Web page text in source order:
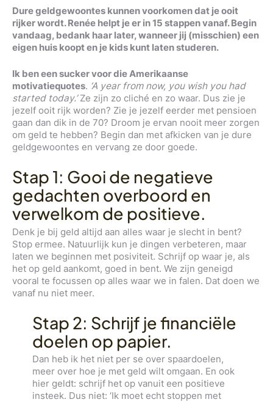
Dure geldgewoontes kunnen voorkomen dat je ooit
rijker wordt. Renée helpt je er in 15 stappen vanaf. Begin
vandaag, bedank haar later, wanneer jij (misschien) een
eigen huis koopt en je kids kunt laten studeren.
Ik ben een sucker voor die Amerikaanse
motivatiequotes. ‘A year from now, you wish you had
started today.’Ze zijn zo cliché en zo waar. Dus zie je
jezelf ooit rijk worden? Zie je jezelf eerder met pensioen
gaan dan dik in de 70? Droom je ervan nooit meer zorgen
om geld te hebben? Begin dan met afkicken van je dure
geldgewoontes en vervang ze door goede.
Stap 1: Gooi de negatieve
gedachten overboord en
verwelkom de positieve.
Denk je bij geld altijd aan alles waar je slecht in bent?
Stop ermee. Natuurlijk kun je dingen verbeteren, maar
laten we beginnen met posiviteit. Schrijf op waar je, als
het op geld aankomt, goed in bent. We zijn geneigd
vooral te focussen op alles waar we in falen. Dat doen we
vanaf nu niet meer.
Stap 2: Schrijf je financiële
doelen op papier.
Dan heb ik het niet per se over spaardoelen,
meer over hoe je met geld wilt omgaan. En ook
hier geldt: schrijf het op vanuit een positieve
insteek. Dus niet: ‘Ik moet echt stoppen met